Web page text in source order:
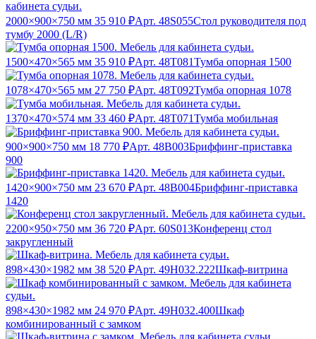
2000×900×750 мм 35 910 ₽Арт. 48S055Стол руководителя под
тумбу 2000 (L/R)
1500×470×565 мм 35 910 ₽Арт. 48T081Тумба опорная 1500
1078×470×565 мм 27 750 ₽Арт. 48T092Тумба опорная 1078
1370×470×574 мм 33 460 ₽Арт. 48T071Тумба мобильная
900×900×750 мм 18 770 ₽Арт. 48B003Бриффинг-приставка
900
1420×900×750 мм 23 670 ₽Арт. 48B004Бриффинг-приставка
1420
2200×950×750 мм 36 720 ₽Арт. 60S013Конференц стол
закругленный
898×430×1982 мм 38 520 ₽Арт. 49Н032.222Шкаф-витрина
898×430×1982 мм 24 970 ₽Арт. 49Н032.400Шкаф
комбинированный с замком